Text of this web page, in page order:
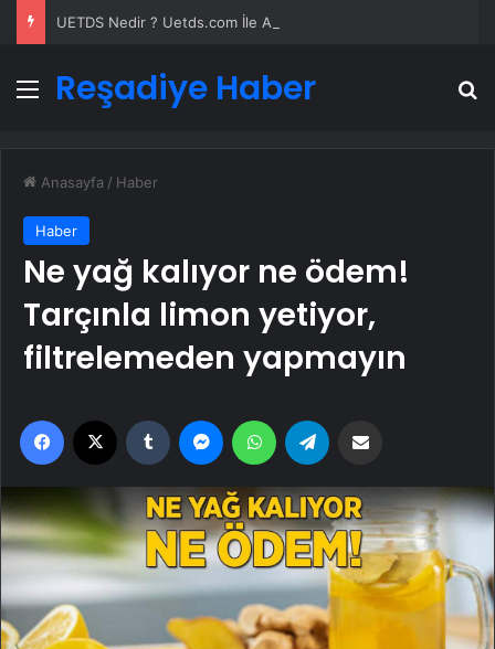
Menü
Reşadiye Haber
Anasayfa / Haber
Haber
Ne yağ kalıyor ne ödem!
Tarçınla limon yetiyor,
filtrelemeden yapmayın
Facebook Tumblr MessengerWhatsApp